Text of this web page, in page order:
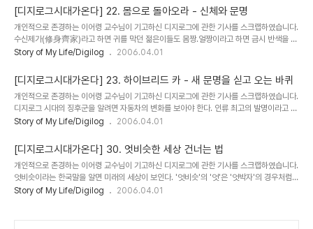
에서도 심상치 않은 틈과 대립이 생겨나고 있다는 느낌을 받았을 것이다. 그렇다면 인터넷의
공명실에서 이제 셸(SHELL) 모델의 (9회 참조) 비행기 안으로 들어갈 때가 된 것 같다. 닭
장(cockpit)으로 불리는 그 좁은 조종실은 현대 문명사회를 그대로 압축해 놓은 밀실이다.
라이브웨어(인간)를 뜻하는 SHELL의 마지막 두 글자(LL)처럼 나란히 놓인..
[디지로그시대가온다] 22. 몸으로 돌아오라 - 신체와 문명
개인적으로 존경하는 이어령 교수님이 기고하신 디지로그에 관한 기사를 스크랩하였습니다.
수신제가(修身齊家)라고 하면 귀를 막던 젊은이들도 몸짱.얼짱이라고 하면 금시 반색을 할
것이다. 신(身)은 몸이고 가(家)는 집이니 몸집 좋다는 말이나 몸짱이나 크게 다른 것이 없
있다. 그리고 몸 위에 붙은 수(修)라는 한자말도 쉬운 한자가 아니다. 한정된 지면에서 그것
을 풀이하자면 아무래도 로마시대 평민의 반란군을 설득하기 위해 파견됐던 아그리파의 우
화를 빌려오는 수밖에 없다. 그것은 먹고 놀기만 하는 위(胃)에 불만을 품고 반란을 일으킨
손.입.이빨 같은 신체의 구성원들에 대한 이야기다. 위를 굶겨서 굴복시키려고 그들은 서로
짜..
Story of My Life/Digilog 2006.04.01
[디지로그시대가온다] 23. 하이브리드 카 - 새 문명을 싣고 오는 바퀴
개인적으로 존경하는 이어령 교수님이 기고하신 디지로그에 관한 기사를 스크랩하였습니다.
디지로그 시대의 징후군을 알려면 자동차의 변화를 보아야 한다. 인류 최고의 발명이라고 하
는 바퀴와 함께 인간의 문명은 태어났고 (그렇다. 이 지상에는 바퀴 달린 짐승이란 없다) 그
마차, 그리고 증기기관의 동력혁명을 거쳐 오늘의 화석연료로 달리는 자동차-그것들은 모두
가 그 시대의 의미를 비춰주는 움직이는 거울이다. 그런데 지금 고유가 시대, 온실가스 배출
을 규제하는 교토의정서, 석유 자원의 고갈 등 현대 문명사회의 과제 속에서 자동차는 더 이
상 버틸 수 없는 상황이다. 그러기 때문에 석유의 대체연료를 찾고 있는 사람들에게는 제러
미 ..
Story of My Life/Digilog 2006.04.01
[디지로그시대가온다] 30. 엇비슷한 세상 건너는 법
개인적으로 존경하는 이어령 교수님이 기고하신 디지로그에 관한 기사를 스크랩하였습니다.
엇비슷이라는 한국말을 알면 미래의 세상이 보인다. '엇비슷'의 '엇'은 '엇박자'의 경우처럼
서로 다른 것들의 이질성을 나타내는 말이다. '비슷'은 더 말할 것 없이 엇과 반대로 같은 것
Story of My Life/Digilog 2006.04.01